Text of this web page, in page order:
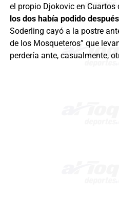
el propio Djokovic en Cuartos
los dos había podido
Soderling cayó a la postre
de los Mosqueteros” que
perdería ante, casualmente,